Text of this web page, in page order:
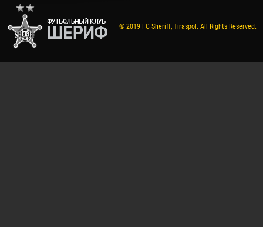
© 2019 FC Sheriff, Tiraspol. All Rights Reserved.